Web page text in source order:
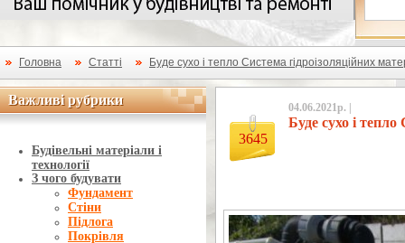
Головна Статті Буде сухо і тепло Система гідроізоляційних
Важливі рубрики
Важливі рубрики
Будівельні матеріали і
технології
З чого будувати
Фундамент
Стіни
Підлога
Покрівля
3645
04.06.2021р. |
Буде сухо і тепло